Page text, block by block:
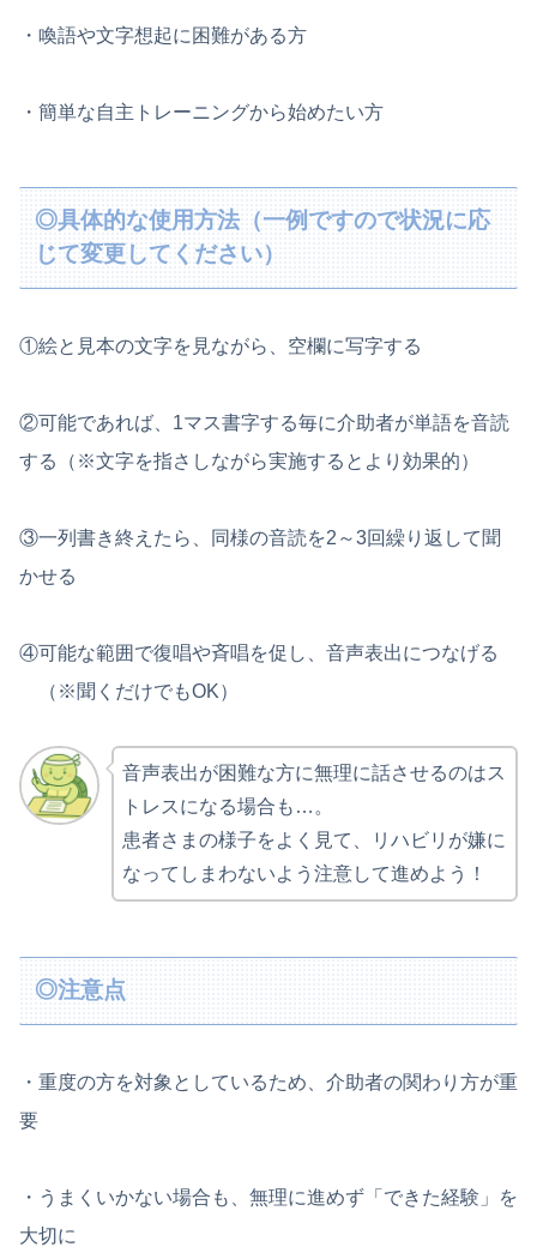
・喚語や文字想起に困難がある方
・簡単な自主トレーニングから始めたい方
◎具体的な使用方法（一例ですので状況に応
じて変更してください）
①絵と見本の文字を見ながら、空欄に写字する
②可能であれば、1マス書字する毎に介助者が単語を音読
する（※文字を指さしながら実施するとより効果的）
③一列書き終えたら、同様の音読を2～3回繰り返して聞
かせる
④可能な範囲で復唱や斉唱を促し、音声表出につなげる
（※聞くだけでもOK）
音声表出が困難な方に無理に話させるのはス
トレスになる場合も…。
患者さまの様子をよく見て、リハビリが嫌に
なってしまわないよう注意して進めよう！
◎注意点
・重度の方を対象としているため、介助者の関わり方が重
要
・うまくいかない場合も、無理に進めず「できた経験」を
大切に